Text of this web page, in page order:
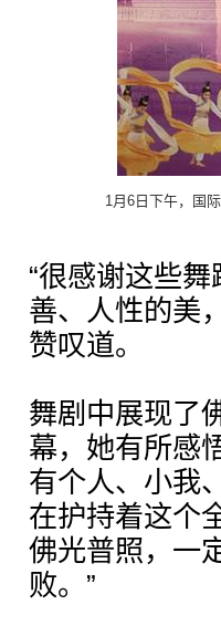
1月6日下午，国
“很感谢这些
善、人性的美
赞叹道。
舞剧中展现了
幕，她有所感
有个人、小我
在护持着这个
佛光普照，一
败。”